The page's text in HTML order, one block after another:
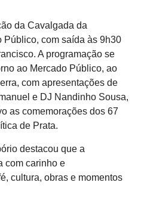
da Cavalgada da
Público, com saída às 9h30
A programação se
ao Mercado Público, ao
com apresentações de
e DJ Nandinho Sousa,
as comemorações dos 67
de Prata.
destacou que a
com carinho e
cultura, obras e momentos